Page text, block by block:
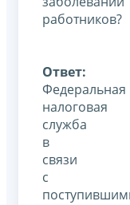
работников?
Ответ:
Федеральная
налоговая
служба
в
связи
с